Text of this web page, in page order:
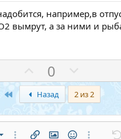
например,в
вымрут, а за ними и
а
0
р
о
т
и
ПервыйНазад 2 из 2